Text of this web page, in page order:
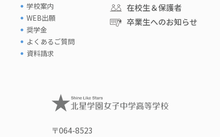
学校案内
WEB出願
奨学金
よくあるご質問
資料請求
在校生＆保護者
卒業生へのお知らせ
〒064-8523